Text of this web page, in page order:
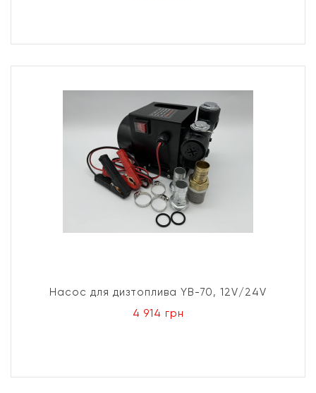
Насос для дизтоплива YB-70, 12V/24V
4 914 грн